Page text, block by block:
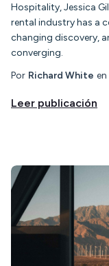
Hospitality, Jessica
rental industry has a
changing discovery,
converging.
Por Richard White en
Leer publicación